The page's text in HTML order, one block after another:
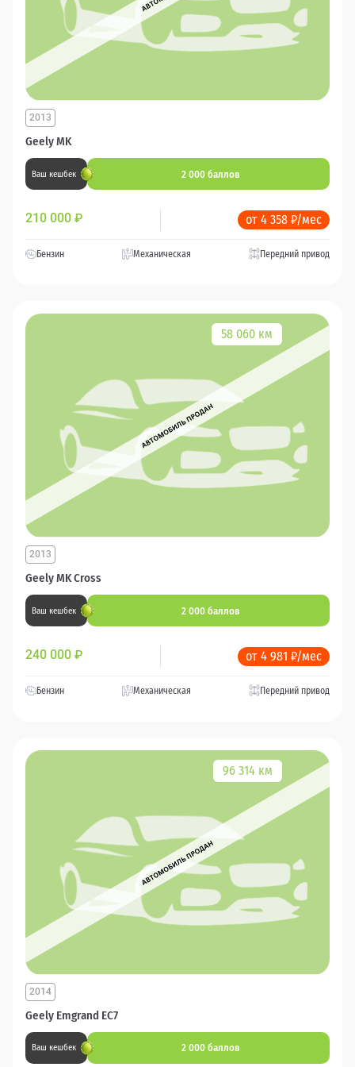
Geely MK
2013
Ваш кешбек 2 000 баллов
210 000 ₽ от 4 358 ₽/мес
Бензин Механическая Передний привод
58 060 км
Geely MK Cross
2013
Ваш кешбек 2 000 баллов
240 000 ₽ от 4 981 ₽/мес
Бензин Механическая Передний привод
96 314 км
Geely Emgrand EC7
2014
Ваш кешбек 2 000 баллов